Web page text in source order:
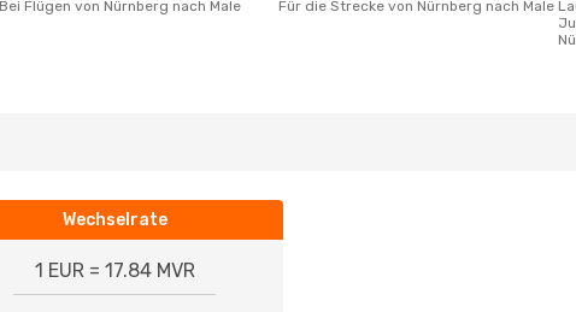
Bei Flügen von Nürnberg nach Male Für die Strecke von Nürnberg nach Male Laut Suchanfragen unserer Kunden ist
Wechselrate
1 EUR = 17.84 MVR